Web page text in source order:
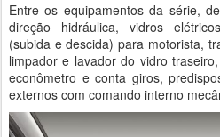
Entre os equipamentos da série,
direção hidráulica, vidros
(subida e descida) para motorista,
limpador e lavador do vidro
econômetro e conta giros,
externos com comando interno